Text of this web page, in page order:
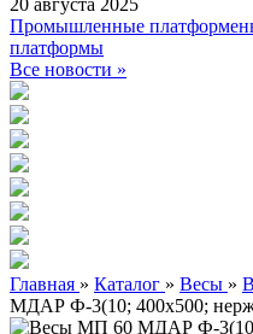
20 августа 2025
Промышленные
платформы
Все новости »
Главная » Каталог » Весы »
МДАР Ф-3(10; 400х500;